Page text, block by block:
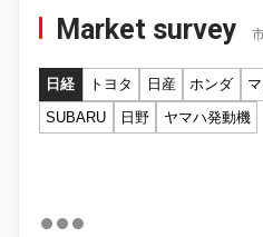
Market survey
日経 トヨタ 日産 ホンダ
SUBARU
日野 ヤマハ発動機